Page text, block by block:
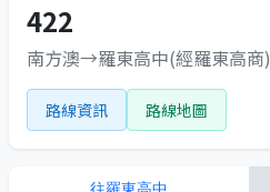
422
南方澳→羅東高中(經羅東高商)
路線資訊 路線地圖